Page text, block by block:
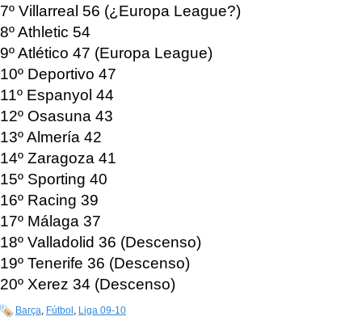
7º Villarreal 56 (¿Europa League?)
8º Athletic 54
9º Atlético 47 (Europa League)
10º Deportivo 47
11º Espanyol 44
12º Osasuna 43
13º Almería 42
14º Zaragoza 41
15º Sporting 40
16º Racing 39
17º Málaga 37
18º Valladolid 36 (Descenso)
19º Tenerife 36 (Descenso)
20º Xerez 34 (Descenso)
Barça, Fútbol , Liga 09-10